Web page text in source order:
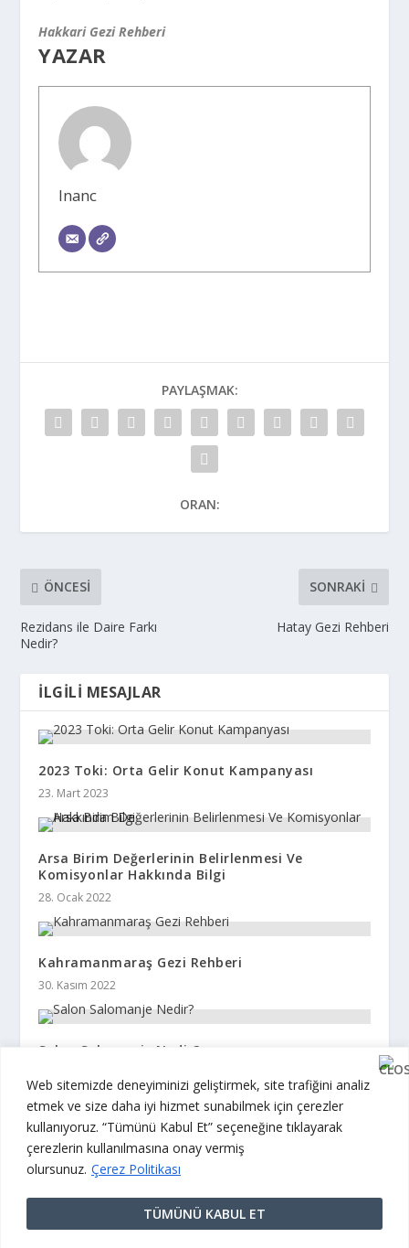
Web sitemizde deneyiminizi geliştirmek, site trafiğini analiz
etmek ve size daha iyi hizmet sunabilmek için çerezler
kullanıyoruz. “Tümünü Kabul Et” seçeneğine tıklayarak
çerezlerin kullanılmasına onay vermiş
olursunuz. Çerez Politikası
TÜMÜNÜ KABUL ET
Hakkari Gezi Rehberi
YAZAR
Inanc
PAYLAŞMAK:
ORAN:
ÖNCESI
Rezidans ile Daire Farkı
Nedir?
SONRAKI
Hatay Gezi Rehberi
İLGILI MESAJLAR
2023 Toki: Orta Gelir Konut Kampanyası
23. Mart 2023
Arsa Birim Değerlerinin Belirlenmesi Ve
Komisyonlar Hakkında Bilgi
28. Ocak 2022
Kahramanmaraş Gezi Rehberi
30. Kasım 2022
Salon Salomanje Nedir?
© 2026 The Mag 360. Tüm Hakları Saklıdır.
Kullanım Koşulları|Gizlilik Politikası|Mesafeli Satış
Sözleşmesi|Knowledge